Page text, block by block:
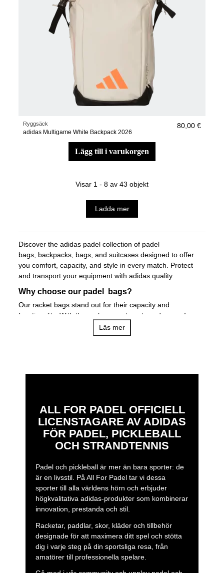
Ryggsäck
adidas Multigame White Backpack 2026
80,00 €
lägg till i varukorgen
Visar 1 - 8 av 43 objekt
Ladda mer
Discover the adidas padel collection of padel
bags, backpacks, bags, andsuitcases designed to offer
you comfort, capacity, and style in every match. Protect
and transport your equipment with adidas quality.
Why choose our padel bags?
Our racket bags stand out for their capacity and
functionality. With thermal compartments and space for
several rackets, clothing, and accessories, they are the
ideal choice for players who take all their equipment to the
multigame blue 3.3,racket bag adidas multigame
backpacks?
Lightweight, comfortable, and with just the right amount of
space for the essentials. Ideal if you want to move around
with agility without sacrificing the protection of your rackets
Here is a selection of backpacks such as thebackpack
multigame 3.2,backpack protour anthracite 3.3
backpack adidas multigame sand 3.4
When should you choose a padel bag?
If you need extra capacity and want to keep your rackets
at the ideal temperature, adidas Padel bags are your best
ally. With separate spaces for shoes and accessories, they
are perfect for all types of players.
You have padel bags such as the
bag adidas weekend 3.4
Läs mer
ALL FOR PADEL OFFICIELL
LICENSTAGARE AV ADIDAS
FÖR PADEL, PICKLEBALL
OCH STRANDTENNIS
Padel och pickleball är mer än bara sporter: de
är en livsstil. På All For Padel tar vi dessa
sporter till alla världens hörn och erbjuder
högkvalitativa adidas-produkter som kombinerar
innovation, prestanda och stil.
Racketar, paddlar, skor, kläder och tillbehör
designade för att maximera ditt spel och stötta
dig i varje steg på din sportsliga resa, från
amatörer till professionella spelare.